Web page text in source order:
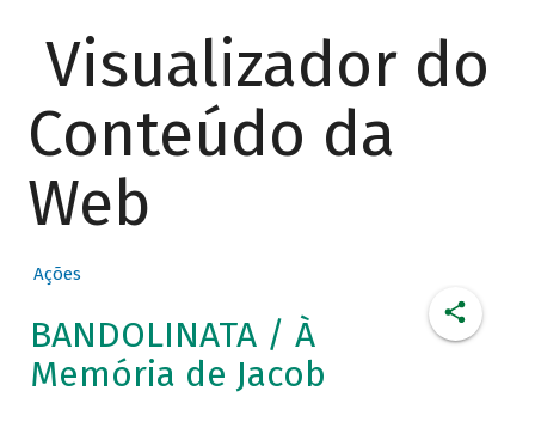
Visualizador do
Conteúdo da
Web
Ações
BANDOLINATA / À
Memória de Jacob